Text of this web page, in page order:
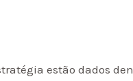
estão dados